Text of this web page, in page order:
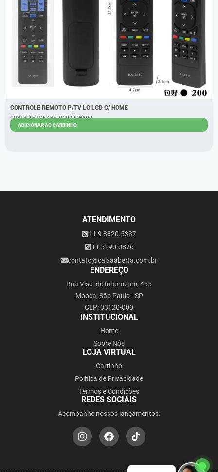
CONTROLE REMOTO P/TV LG LCD C/ HOME
CONTROLE TV E AR -CONDICIONADO
ADICIONAR AO CARRINHO
ATENDIMENTO
11 9 8820.5337
11 5190.0876
contato@caixaaberta.com.br
ENDEREÇO
Rua Visc. de Inhomerim, 455
Mooca, São Paulo - SP
CEP: 03120-000
INSTITUCIONAL
Home
Sobre Nós
LOJA VIRTUAL
Carrinho
Política de Privacidade
Termos e Condições
REDES SOCIAIS
Acompanhe nossos lançamentos: